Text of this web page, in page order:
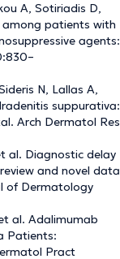
A, Sotiriadis D,
among patients with
agents:
N, Lallas A,
suppurativa:
Arch Dermatol Res
al. Diagnostic delay
and novel data
of Dermatology
al. Adalimumab
Patients:
Pract